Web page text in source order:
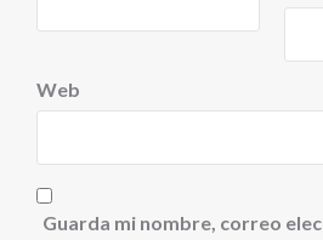
Web
Guarda mi nombre, correo